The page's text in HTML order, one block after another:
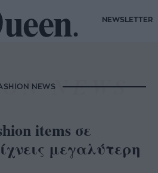
NEWSLETTER
NEWS
items σε
μεγαλύτερη